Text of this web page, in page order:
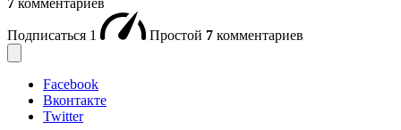
7 комментариев
Подписаться 1 Простой 7 комментариев
Facebook
Вконтакте
Twitter